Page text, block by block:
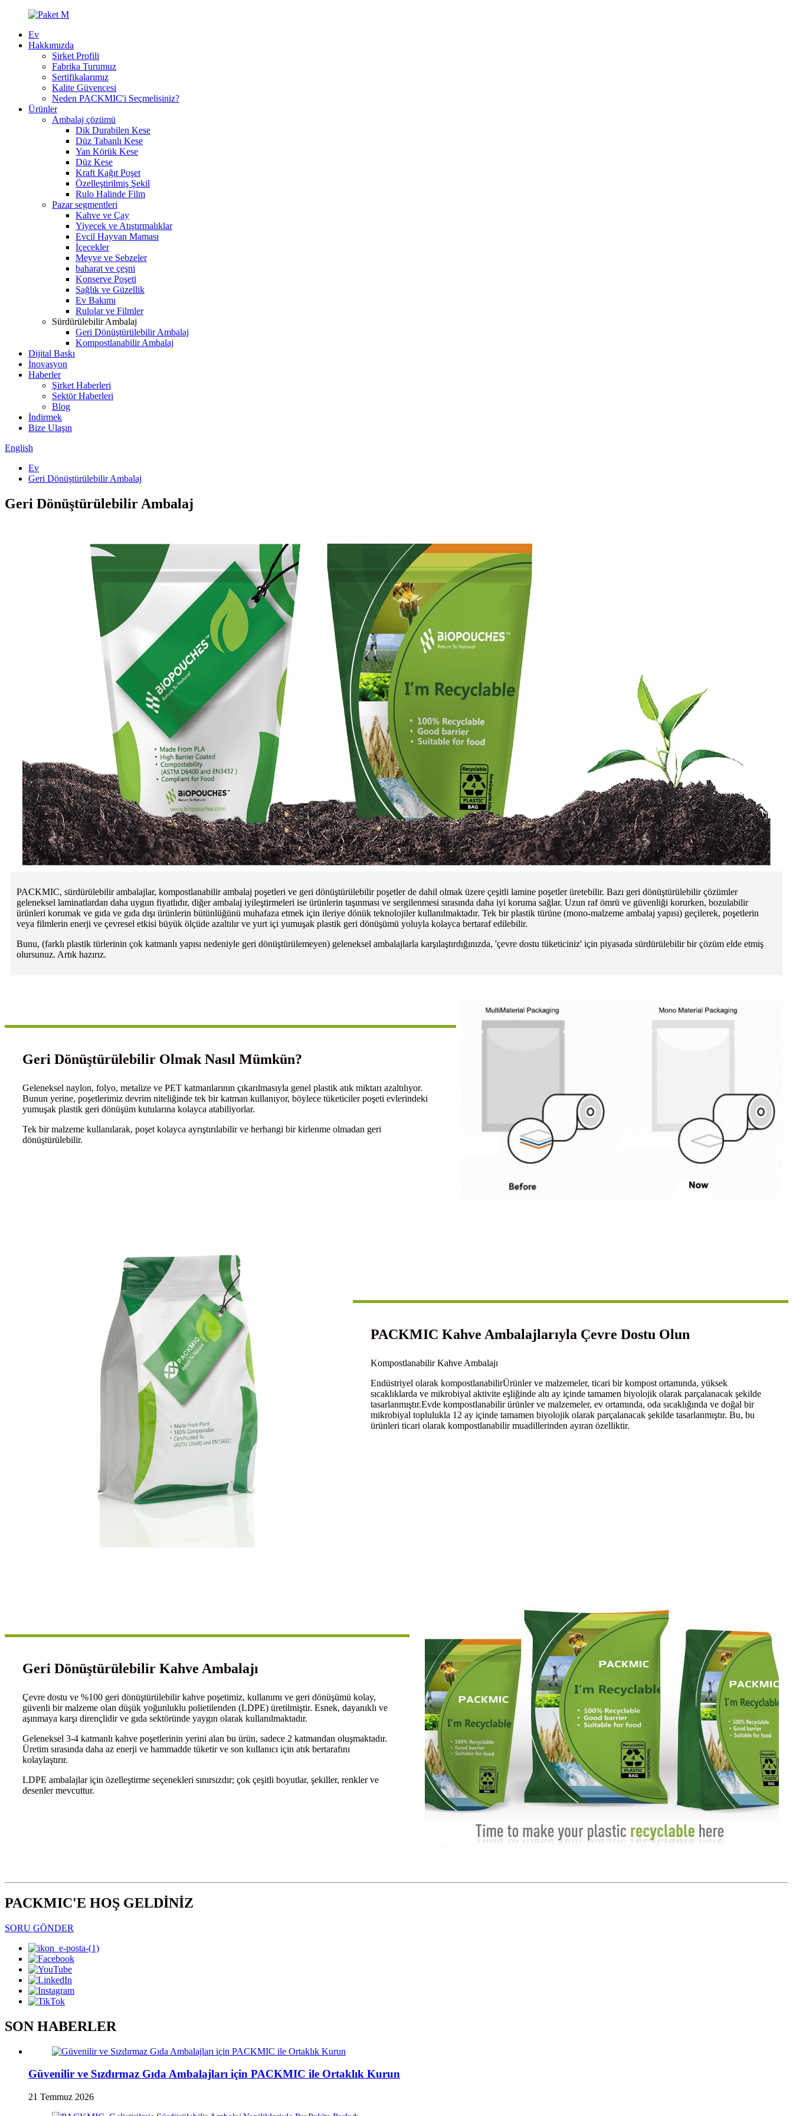
Ev
Hakkımızda
Şirket Profili
Fabrika Turumuz
Sertifikalarımız
Kalite Güvencesi
Neden PACKMIC'i Seçmelisiniz?
Ürünler
Ambalaj çözümü
Dik Durabilen Kese
Düz Tabanlı Kese
Yan Körük Kese
Düz Kese
Kraft Kağıt Poşet
Özelleştirilmiş Şekil
Rulo Halinde Film
Pazar segmentleri
Kahve ve Çay
Yiyecek ve Atıştırmalıklar
Evcil Hayvan Maması
İçecekler
Meyve ve Sebzeler
baharat ve çeşni
Konserve Poşeti
Sağlık ve Güzellik
Ev Bakımı
Rulolar ve Filmler
Sürdürülebilir Ambalaj
Geri Dönüştürülebilir Ambalaj
Kompostlanabilir Ambalaj
Dijital Baskı
İnovasyon
Haberler
Şirket Haberleri
Sektör Haberleri
Blog
İndirmek
Bize Ulaşın
English
Ev
Geri Dönüştürülebilir Ambalaj
Geri Dönüştürülebilir Ambalaj
PACKMIC, sürdürülebilir ambalajlar, kompostlanabilir ambalaj poşetleri ve geri dönüştürülebilir poşetler de dahil olmak üzere çeşitli lamine poşetler üretebilir. Bazı geri dönüştürülebilir çözümler
geleneksel laminatlardan daha uygun fiyatlıdır, diğer ambalaj iyileştirmeleri ise ürünlerin taşınması ve sergilenmesi sırasında daha iyi koruma sağlar. Uzun raf ömrü ve güvenliği korurken, bozulabilir
ürünleri korumak ve gıda ve gıda dışı ürünlerin bütünlüğünü muhafaza etmek için ileriye dönük teknolojiler kullanılmaktadır. Tek bir plastik türüne (mono-malzeme ambalaj yapısı) geçilerek, poşetlerin
veya filmlerin enerji ve çevresel etkisi büyük ölçüde azaltılır ve yurt içi yumuşak plastik geri dönüşümü yoluyla kolayca bertaraf edilebilir.
Bunu, (farklı plastik türlerinin çok katmanlı yapısı nedeniyle geri dönüştürülemeyen) geleneksel ambalajlarla karşılaştırdığınızda, 'çevre dostu tüketiciniz' için piyasada sürdürülebilir bir çözüm elde etmiş
olursunuz. Artık hazırız.
Geri Dönüştürülebilir Olmak Nasıl Mümkün?
Geleneksel naylon, folyo, metalize ve PET katmanlarının çıkarılmasıyla genel plastik atık miktarı azaltılıyor.
Bunun yerine, poşetlerimiz devrim niteliğinde tek bir katman kullanıyor, böylece tüketiciler poşeti evlerindeki
yumuşak plastik geri dönüşüm kutularına kolayca atabiliyorlar.
Tek bir malzeme kullanılarak, poşet kolayca ayrıştırılabilir ve herhangi bir kirlenme olmadan geri
dönüştürülebilir.
PACKMIC Kahve Ambalajlarıyla Çevre Dostu Olun
Kompostlanabilir Kahve Ambalajı
Endüstriyel olarak kompostlanabilirÜrünler ve malzemeler, ticari bir kompost ortamında, yüksek
sıcaklıklarda ve mikrobiyal aktivite eşliğinde altı ay içinde tamamen biyolojik olarak parçalanacak şekilde
tasarlanmıştır.Evde kompostlanabilir ürünler ve malzemeler, ev ortamında, oda sıcaklığında ve doğal bir
mikrobiyal toplulukla 12 ay içinde tamamen biyolojik olarak parçalanacak şekilde tasarlanmıştır. Bu, bu
ürünleri ticari olarak kompostlanabilir muadillerinden ayıran özelliktir.
Geri Dönüştürülebilir Kahve Ambalajı
Çevre dostu ve %100 geri dönüştürülebilir kahve poşetimiz, kullanımı ve geri dönüşümü kolay,
güvenli bir malzeme olan düşük yoğunluklu polietilenden (LDPE) üretilmiştir. Esnek, dayanıklı ve
aşınmaya karşı dirençlidir ve gıda sektöründe yaygın olarak kullanılmaktadır.
Geleneksel 3-4 katmanlı kahve poşetlerinin yerini alan bu ürün, sadece 2 katmandan oluşmaktadır.
Üretim sırasında daha az enerji ve hammadde tüketir ve son kullanıcı için atık bertarafını
kolaylaştırır.
LDPE ambalajlar için özelleştirme seçenekleri sınırsızdır; çok çeşitli boyutlar, şekiller, renkler ve
desenler mevcuttur.
PACKMIC'E HOŞ GELDİNİZ
SORU GÖNDER
SON HABERLER
Güvenilir ve Sızdırmaz Gıda Ambalajları için PACKMIC ile Ortaklık Kurun
21 Temmuz 2026